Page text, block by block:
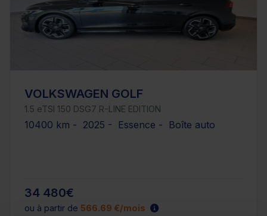
VOLKSWAGEN GOLF
1.5 eTSI 150 DSG7 R-LINE EDITION
10400 km - 2025 - Essence - Boîte auto
34 480€
ou à partir de 566.69 €/mois